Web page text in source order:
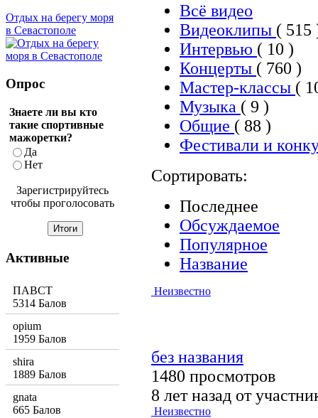
Всё видео
Видеоклипы ( 515
Интервью ( 10 )
Концерты ( 760 )
Мастер-классы (
Музыка ( 9 )
Общие ( 88 )
Фестивали и
Сортировать:
Последнее
Обсуждаемое
Популярное
Название
Неизвестно
без названия
1480 просмотров
8 лет назад от
Неизвестно
Отдых на берегу моря
в Севастополе
Опрос
Знаете ли вы кто
такие спортивные
мажоретки?
Да
Нет
Зарегистрируйтесь
чтобы проголосовать
Активные
ПАВСТ
5314 Балов
opium
1959 Балов
shira
1889 Балов
gnata
665 Балов